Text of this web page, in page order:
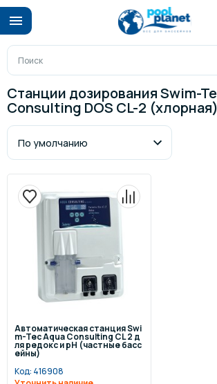
Станции дозирования Swim-
Consulting DOS CL-2 (хлорная)
Автоматическая станция Swi
m-Tec Aqua Consulting СL 2 д
ля редокс и рН (частные басс
ейны)
Код: 416908